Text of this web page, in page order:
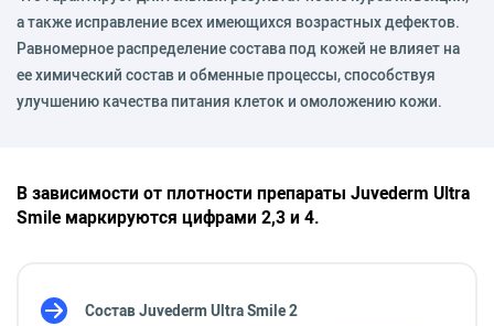
а также исправление всех имеющихся возрастных дефектов.
Равномерное распределение состава под кожей не влияет на
ее химический состав и обменные процессы, способствуя
улучшению качества питания клеток и омоложению кожи.
В зависимости от плотности препараты Juvederm Ultra
Smile маркируются цифрами 2,3 и 4.
Состав Juvederm Ultra Smile 2